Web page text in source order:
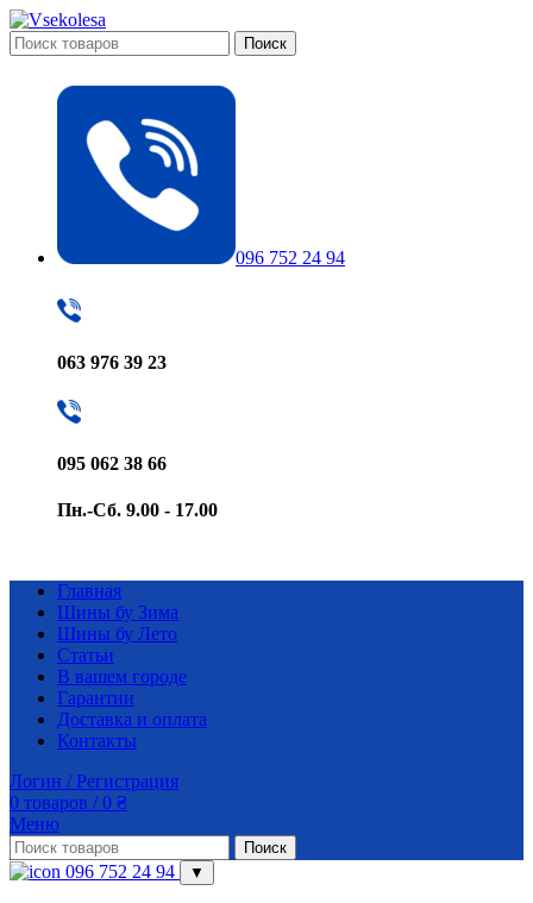
Поиск
096 752 24 94
063 976 39 23
095 062 38 66
Пн.-Сб. 9.00 - 17.00
Главная
Шины бу Зима
Шины бу Лето
Статьи
В вашем городе
Гарантии
Доставка и оплата
Контакты
Логин / Регистрация
0 товаров / 0 ₴
Меню
Поиск
096 752 24 94 ▼